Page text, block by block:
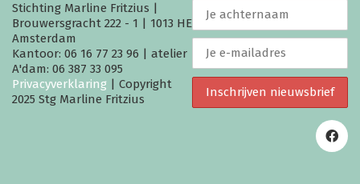
Stichting Marline Fritzius |
Brouwersgracht 222 - 1 | 1013 HE
Amsterdam
Kantoor: 06 16 77 23 96 | atelier
A'dam: 06 387 33 095
Privacyverklaring | Copyright
2025 Stg Marline Fritzius